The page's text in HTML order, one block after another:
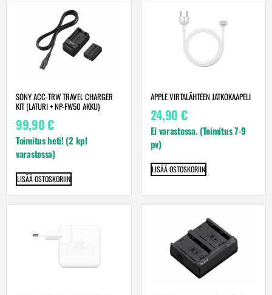
SONY ACC-TRW TRAVEL CHARGER
KIT (LATURI + NP-FW50 AKKU)
99,90€
Toimitus heti! (2 kpl
varastossa)
LISÄÄ OSTOSKORIIN
APPLE VIRTALÄHTEEN JATKOKAAPELI
24,90 €
Ei varastossa. (Toimitus 7-9
pv)
LISÄÄ OSTOSKORIIN